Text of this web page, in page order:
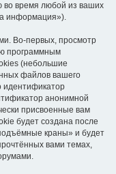
во время любой из ваших
информация»).
Во-первых, просмотр
программным
(небольшие
файлов вашего
идентификатор
анонимной
присвоенные вам
будет создана после
краны» и будет
вами темах,